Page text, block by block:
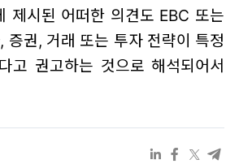
제시된 어떠한 의견도 EBC 또는
증권, 거래 또는 투자 전략이 특정
고 권고하는 것으로 해석되어서